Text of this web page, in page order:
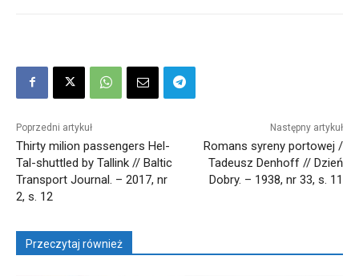
Poprzedni artykuł
Thirty milion passengers Hel-
Tal-shuttled by Tallink // Baltic
Transport Journal. – 2017, nr
2, s. 12
Następny artykuł
Romans syreny portowej /
Tadeusz Denhoff // Dzień
Dobry. – 1938, nr 33, s. 11
Przeczytaj również